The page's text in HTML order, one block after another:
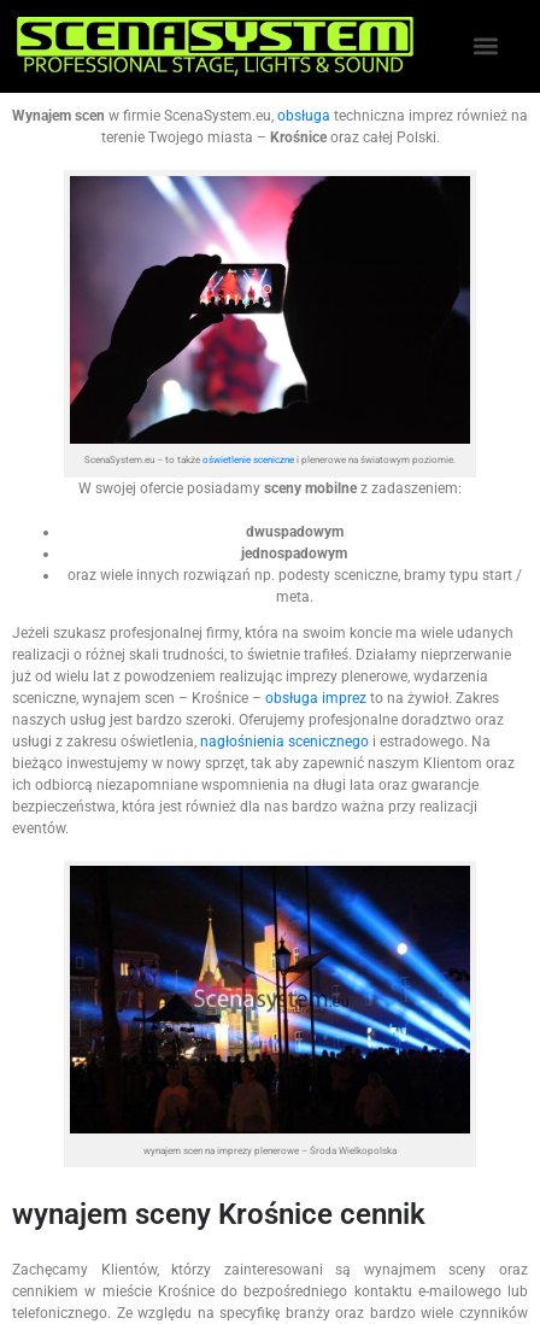
Wynajem scen w firmie ScenaSystem.eu, obsługa techniczna imprez również na
terenie Twojego miasta – Krośnice oraz całej Polski.
ScenaSystem.eu – to także oświetlenie scenicznei plenerowe na światowym poziomie.
W swojej ofercie posiadamy sceny mobilne z zadaszeniem:
dwuspadowym
jednospadowym
oraz wiele innych rozwiązań np. podesty sceniczne, bramy typu start /
meta.
Jeżeli szukasz profesjonalnej firmy, która na swoim koncie ma wiele udanych
realizacji o różnej skali trudności, to świetnie trafiłeś. Działamy nieprzerwanie
już od wielu lat z powodzeniem realizując imprezy plenerowe, wydarzenia
sceniczne, wynajem scen – Krośnice – obsługa imprez to na żywioł. Zakres
naszych usług jest bardzo szeroki. Oferujemy profesjonalne doradztwo oraz
usługi z zakresu oświetlenia, nagłośnienia scenicznego i estradowego. Na
bieżąco inwestujemy w nowy sprzęt, tak aby zapewnić naszym Klientom oraz
ich odbiorcą niezapomniane wspomnienia na długi lata oraz gwarancje
bezpieczeństwa, która jest również dla nas bardzo ważna przy realizacji
eventów.
wynajem scen na imprezy plenerowe – Środa Wielkopolska
wynajem sceny Krośnice cennik
Zachęcamy Klientów, którzy zainteresowani są wynajmem sceny oraz
cennikiem w mieście Krośnice do bezpośredniego kontaktu e-mailowego lub
telefonicznego. Ze względu na specyfikę branży oraz bardzo wiele czynników